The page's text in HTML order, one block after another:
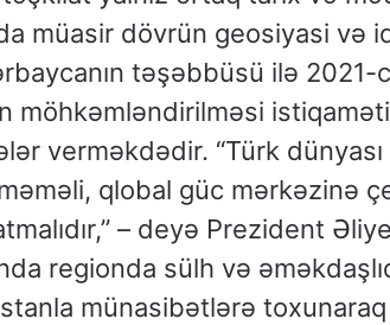
müasir dövrün geosiyasi və
təşəbbüsü ilə 2021-
möhkəmləndirilməsi
verməkdədir. “Türk
qlobal güc mərkəzinə
– deyə Prezident
regionda sülh və
münasibətlərə